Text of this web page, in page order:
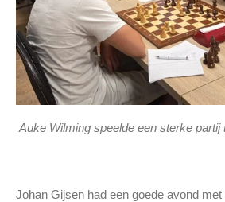
Auke Wilming speelde een sterke partij
Johan Gijsen had een goede avond